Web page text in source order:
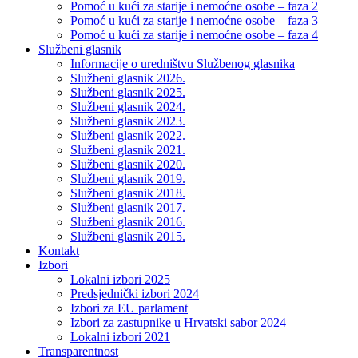
Pomoć u kući za starije i nemoćne osobe – faza 2
Pomoć u kući za starije i nemoćne osobe – faza 3
Pomoć u kući za starije i nemoćne osobe – faza 4
Službeni glasnik
Informacije o uredništvu Službenog glasnika
Službeni glasnik 2026.
Službeni glasnik 2025.
Službeni glasnik 2024.
Službeni glasnik 2023.
Službeni glasnik 2022.
Službeni glasnik 2021.
Službeni glasnik 2020.
Službeni glasnik 2019.
Službeni glasnik 2018.
Službeni glasnik 2017.
Službeni glasnik 2016.
Službeni glasnik 2015.
Kontakt
Izbori
Lokalni izbori 2025
Predsjednički izbori 2024
Izbori za EU parlament
Izbori za zastupnike u Hrvatski sabor 2024
Lokalni izbori 2021
Transparentnost